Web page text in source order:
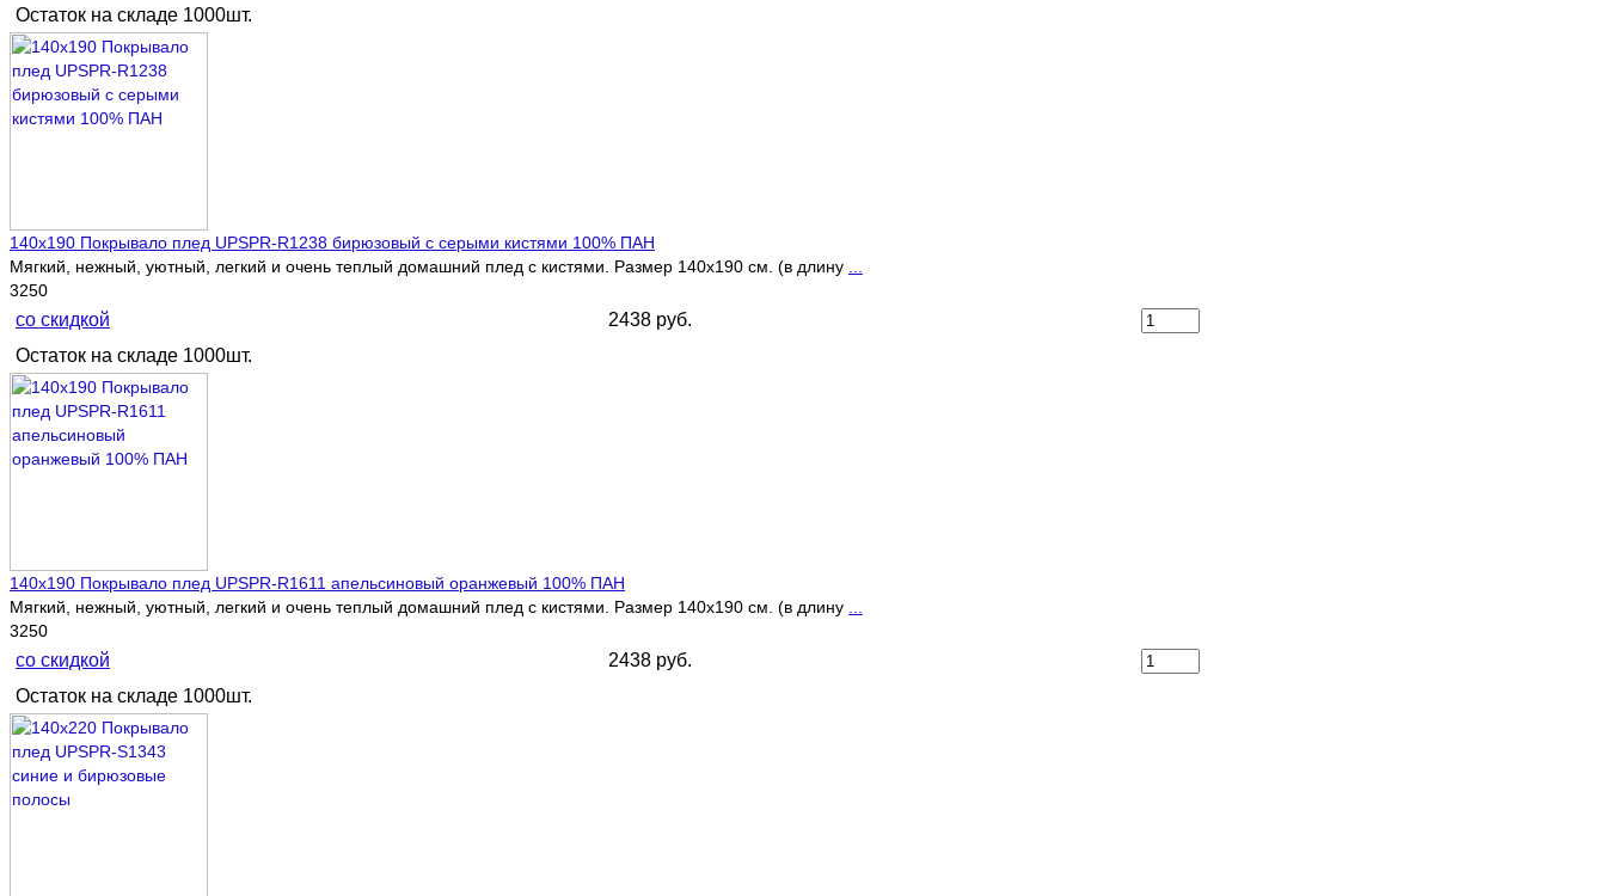
Остаток на складе 1000шт.
140х190 Покрывало плед UPSPR-R1238 бирюзовый с серыми кистями 100% ПАН
Мягкий, нежный, уютный, легкий и очень теплый домашний плед с кистями. Размер 140х190 см. (в длину
3250
со скидкой
2438 руб.
Остаток на складе 1000шт.
140х190 Покрывало плед UPSPR-R1611 апельсиновый оранжевый 100% ПАН
Мягкий, нежный, уютный, легкий и очень теплый домашний плед с кистями. Размер 140х190 см. (в длину
3250
со скидкой
2438 руб.
Остаток на складе 1000шт.